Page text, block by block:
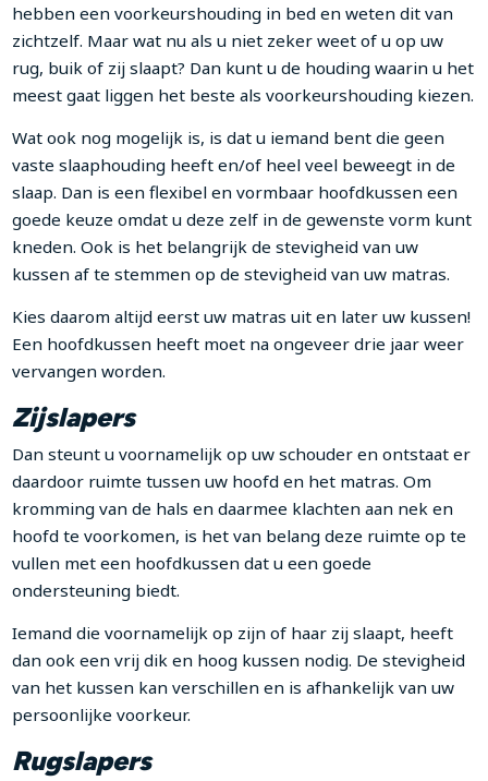
hebben een voorkeurshouding in bed en weten dit van
zichtzelf. Maar wat nu als u niet zeker weet of u op uw
rug, buik of zij slaapt? Dan kunt u de houding waarin u het
meest gaat liggen het beste als voorkeurshouding kiezen.
Wat ook nog mogelijk is, is dat u iemand bent die geen
vaste slaaphouding heeft en/of heel veel beweegt in de
slaap. Dan is een flexibel en vormbaar hoofdkussen een
goede keuze omdat u deze zelf in de gewenste vorm kunt
kneden. Ook is het belangrijk de stevigheid van uw
kussen af te stemmen op de stevigheid van uw matras.
Kies daarom altijd eerst uw matras uit en later uw kussen!
Een hoofdkussen heeft moet na ongeveer drie jaar weer
vervangen worden.
Zijslapers
Dan steunt u voornamelijk op uw schouder en ontstaat er
daardoor ruimte tussen uw hoofd en het matras. Om
kromming van de hals en daarmee klachten aan nek en
hoofd te voorkomen, is het van belang deze ruimte op te
vullen met een hoofdkussen dat u een goede
ondersteuning biedt.
Iemand die voornamelijk op zijn of haar zij slaapt, heeft
dan ook een vrij dik en hoog kussen nodig. De stevigheid
van het kussen kan verschillen en is afhankelijk van uw
persoonlijke voorkeur.
Rugslapers